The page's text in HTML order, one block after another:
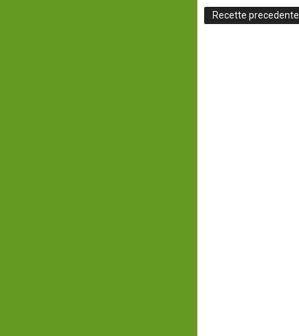
Recette precedente